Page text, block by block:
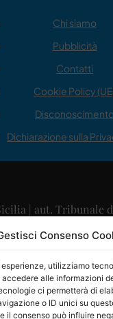
Consenso
esperienze, utilizziamo
alle informazioni
ci permetterà di
o ID unici su
il consenso può influire
Chi siamo
Pubblicità
Contatti
Cookie Policy
Dichiarazione sulla
| aut. Tribunale
29/09/2015
Editoriale: Maurizio